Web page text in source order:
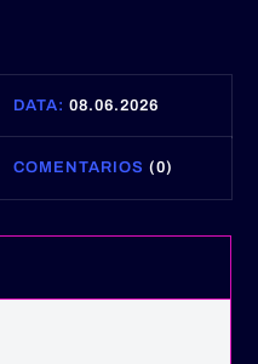
DATA: 08.06.2026
COMENTARIOS (0)